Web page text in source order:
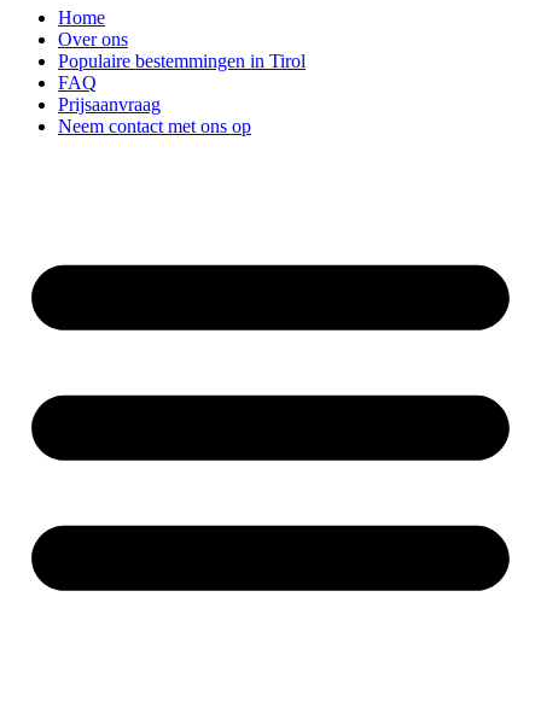
Home
Over ons
Populaire bestemmingen in Tirol
FAQ
Prijsaanvraag
Neem contact met ons op